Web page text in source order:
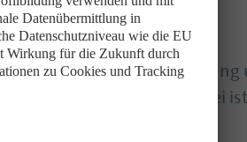
Durch die
Ein zentraler Aspekt dabei